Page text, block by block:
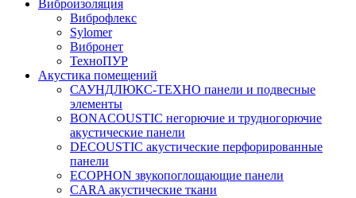
Виброизоляция
Виброфлекс
Sylomer
Вибронет
ТехноПУР
Акустика помещений
САУНДЛЮКС-ТЕХНО панели и подвесные
элементы
BONACOUSTIC негорючие и трудногорючие
акустические панели
DECOUSTIC акустические перфорированные
панели
ECOPHON звукопоглощающие панели
CARA акустические ткани